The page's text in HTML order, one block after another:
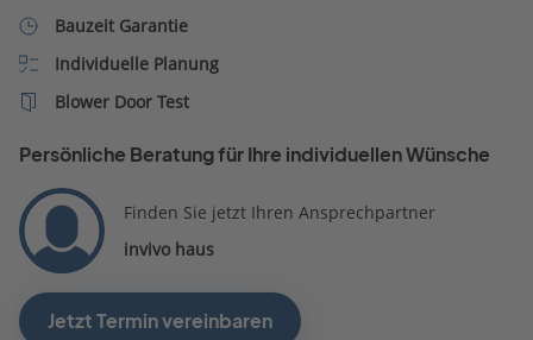
Bauzeit Garantie
Individuelle Planung
Blower Door Test
Persönliche Beratung für Ihre individuellen Wünsche
Finden Sie jetzt Ihren Ansprechpartner
invivo haus
Jetzt Termin vereinbaren